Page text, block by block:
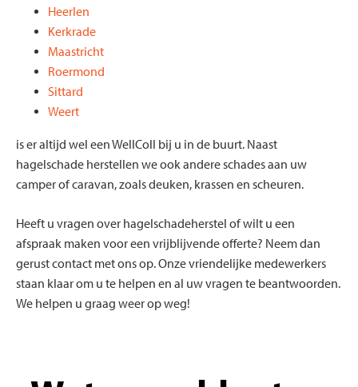
Heerlen
Kerkrade
Maastricht
Roermond
Sittard
Weert
is er altijd wel een WellColl bij u in de buurt. Naast
hagelschade herstellen we ook andere schades aan uw
camper of caravan, zoals deuken, krassen en scheuren.
Heeft u vragen over hagelschadeherstel of wilt u een
afspraak maken voor een vrijblijvende offerte? Neem dan
gerust contact met ons op. Onze vriendelijke medewerkers
staan klaar om u te helpen en al uw vragen te beantwoorden.
We helpen u graag weer op weg!